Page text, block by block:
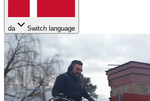
da Switch language